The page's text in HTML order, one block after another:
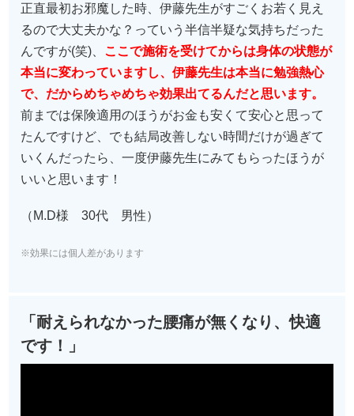
正直最初お邪魔した時、伊藤先生がすごくお若く見え
るので大丈夫かな？っていう半信半疑な気持ちだった
んですが(笑)、 ここで施術を受けてからは身体の状態が
本当に変わっていますし、伊藤先生は本当に勉強熱心
で、だからめちゃめちゃ効果出てるんだと思います。
前までは保険適用のほうがお金も安くて安心と思って
たんですけど、でも結局改善しない時間だけが過ぎて
いくんだったら、一度伊藤先生にみてもらったほうが
いいと思います！
（M.D様 30代 男性）
※効果には個人差があります
「耐えられなかった腰痛が無くなり、快適
です！」